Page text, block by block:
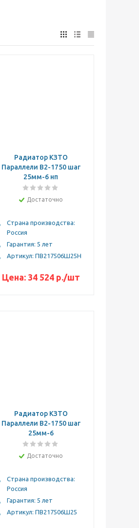
Радиатор КЗТО
Параллели В2-1750 шаг
25мм-6 нп
Достаточно
Страна производства:
Россия
Гарантия: 5 лет
Артикул: ПВ217506Ш25Н
Цена: 34 524р./шт
Радиатор КЗТО
Параллели В2-1750 шаг
25мм-6
Достаточно
Страна производства:
Россия
Гарантия: 5 лет
Артикул: ПВ217506Ш25